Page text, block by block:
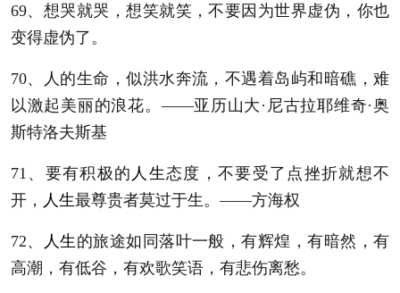
69、想哭就哭，想笑就笑，不要因为世界虚伪，你也
变得虚伪了。
70、人的生命，似洪水奔流，不遇着岛屿和暗礁，难
以激起美丽的浪花。——亚历山大·尼古拉耶维奇·奥
斯特洛夫斯基
71、要有积极的 人生 态度，不要受了点挫折就想不
开， 人生最尊贵者莫过于生。——方海权
72、 人生 的旅途如同落叶一般，有辉煌，有暗然，有
高潮，有低谷，有欢歌笑语，有悲伤离愁。